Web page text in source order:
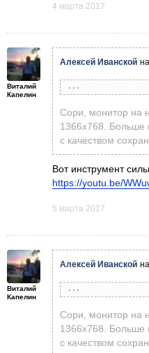
4 марта 2017
Виталий
Капелин
Алексей Иванской
Александр Птицын
Скрины бы
Сори, монитор на
1366х768. Больше
с качеством
Вот инструмент
https://youtu.be/
5 марта 2017
Виталий
Капелин
Алексей Иванской
Александр Птицын
Скрины бы
Сори, монитор на
1366х768. Больше
с качеством